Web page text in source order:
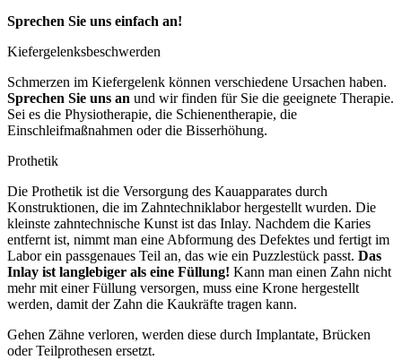
Sprechen Sie uns einfach an!
Kiefergelenksbeschwerden
Schmerzen im Kiefergelenk können verschiedene Ursachen haben.
Sprechen Sie uns an und wir finden für Sie die geeignete Therapie.
Sei es die Physiotherapie, die Schienentherapie, die
Einschleifmaßnahmen oder die Bisserhöhung.
Prothetik
Die Prothetik ist die Versorgung des Kauapparates durch
Konstruktionen, die im Zahntechniklabor hergestellt wurden. Die
kleinste zahntechnische Kunst ist das Inlay. Nachdem die Karies
entfernt ist, nimmt man eine Abformung des Defektes und fertigt im
Labor ein passgenaues Teil an, das wie ein Puzzlestück passt. Das
Inlay ist langlebiger als eine Füllung! Kann man einen Zahn nicht
mehr mit einer Füllung versorgen, muss eine Krone hergestellt
werden, damit der Zahn die Kaukräfte tragen kann.
Gehen Zähne verloren, werden diese durch Implantate, Brücken
oder Teilprothesen ersetzt.